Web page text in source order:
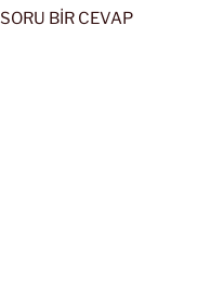
BİR CEVAP